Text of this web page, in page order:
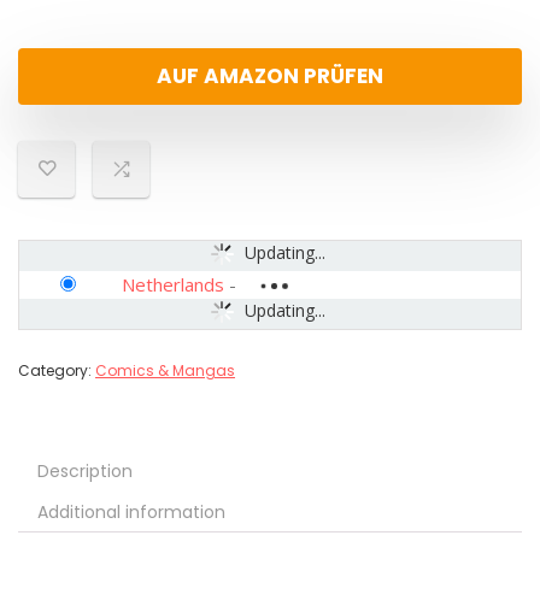
AUF AMAZON PRÜFEN
Updating...
Updating...
Netherlands -
Category: Comics & Mangas
Description
Additional information